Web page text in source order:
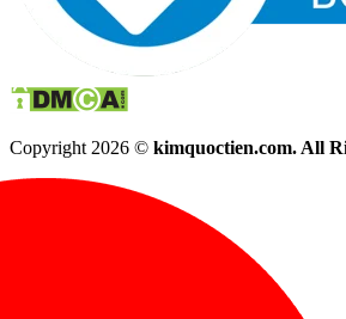
Copyright 2026 © kimquoctien.com. All